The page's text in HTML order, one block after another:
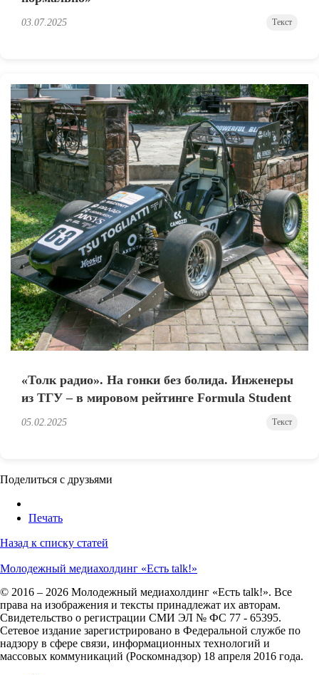
03.07.2025 Текст
«Толк радио». На гонки без болида. Инженеры
из ТГУ – в мировом рейтинге Formula Student
05.02.2025 Текст
Поделиться с друзьями
Печать
Назад к списку статей
Молодежный медиахолдинг «Есть talk!»
© 2016 – 2026 Молодежный медиахолдинг «Есть talk!». Все
права на изображения и тексты принадлежат их авторам.
Свидетельство о регистрации СМИ ЭЛ № ФС 77 - 65395.
Сетевое издание зарегистрировано в Федеральной службе по
надзору в сфере связи, информационных технологий и
массовых коммуникаций (Роскомнадзор) 18 апреля 2016 года.